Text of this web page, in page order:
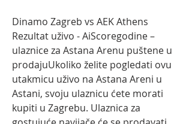
Dinamo Zagreb vs AEK Athens
Rezultat uživo - AiScoregodine –
ulaznice za Astana Arenu puštene u
prodajuUkoliko želite pogledati ovu
utakmicu uživo na Astana Areni u
Astani, svoju ulaznicu ćete morati
kupiti u Zagrebu. Ulaznica za